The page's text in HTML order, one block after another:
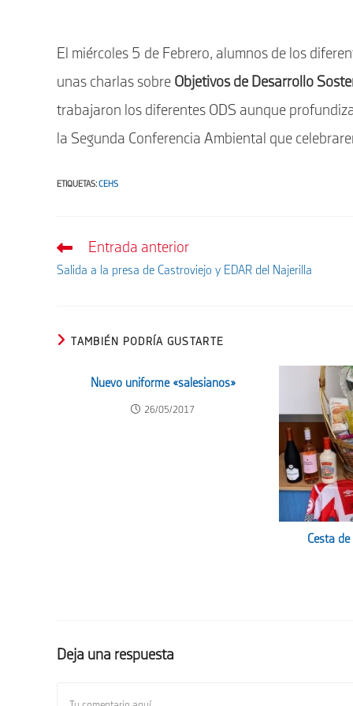
El miércoles 5 de Febrero, alumnos de los
unas charlas sobre Objetivos de Desarrollo
trabajaron los diferentes ODS aunque
la Segunda Conferencia Ambiental que
ETIQUETAS: CEHS
Leer
artículos
Entrada anterior
Salida a la presa de Castroviejo y EDAR del Najerilla
TAMBIÉN PODRÍA GUSTARTE
Nuevo uniforme «salesianos»
26/05/2017
Cesta
Deja una respuesta